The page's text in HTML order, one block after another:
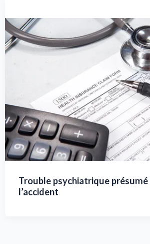
Trouble psychiatrique
l’accident